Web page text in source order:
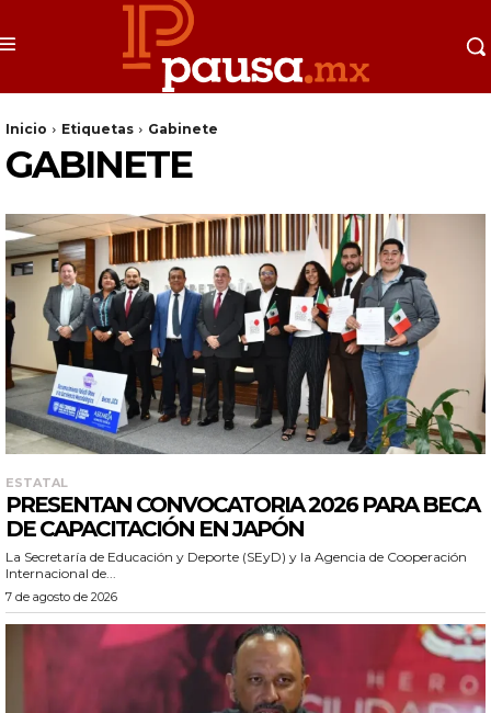
Inicio Etiquetas Gabinete
GABINETE
ESTATAL
PRESENTAN CONVOCATORIA 2026 PARA BECA
DE CAPACITACIÓN EN JAPÓN
La Secretaría de Educación y Deporte (SEyD) y la Agencia de Cooperación
Internacional de...
7 de agosto de 2026